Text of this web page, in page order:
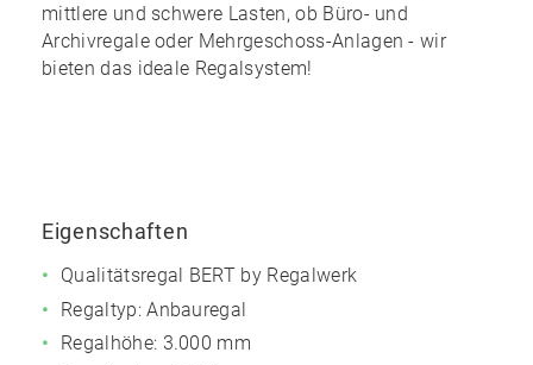
mittlere und schwere Lasten, ob Büro- und
Archivregale oder Mehrgeschoss-Anlagen - wir
bieten das ideale Regalsystem!
Eigenschaften
Qualitätsregal BERT by Regalwerk
Regaltyp: Anbauregal
Regalhöhe: 3.000 mm